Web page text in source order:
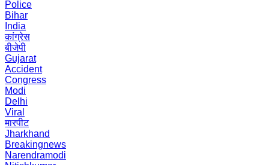
Police
Bihar
India
कांग्रेस
बीजेपी
Gujarat
Accident
Congress
Modi
Delhi
Viral
मारपीट
Jharkhand
Breakingnews
Narendramodi